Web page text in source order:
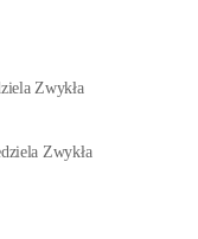
Zwykła
Zwykła